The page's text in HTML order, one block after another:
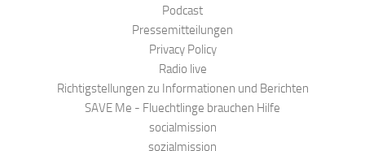
Podcast
Pressemitteilungen
Privacy Policy
Radio live
Richtigstellungen zu Informationen und Berichten
SAVE Me - Fluechtlinge brauchen Hilfe
socialmission
sozialmission